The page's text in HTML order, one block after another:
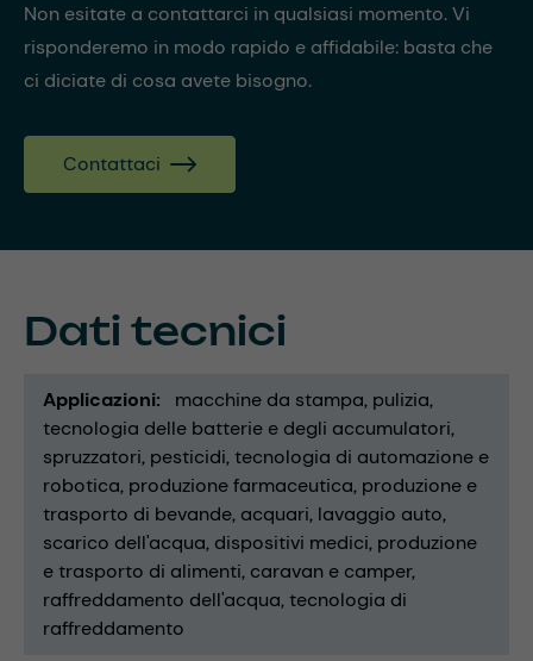
Non esitate a contattarci in qualsiasi momento. Vi
risponderemo in modo rapido e affidabile: basta che
ci diciate di cosa avete bisogno.
Contattaci
Dati tecnici
Applicazioni macchine da stampa pulizia
tecnologia delle batterie e degli accumulatori
spruzzatori pesticidi tecnologia di automazione e
robotica produzione farmaceutica produzione e
trasporto di bevande acquari lavaggio auto
scarico dell'acqua dispositivi medici produzione
e trasporto di alimenti caravan e camper
raffreddamento dell'acqua tecnologia di
raffreddamento